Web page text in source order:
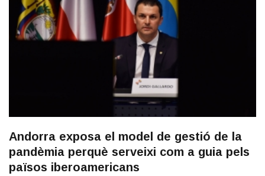
Andorra exposa el model de gestió de la
pandèmia perquè serveixi com a guia pels
països iberoamericans